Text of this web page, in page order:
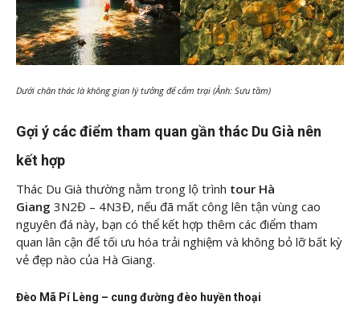
Dưới chân thác là không gian lý tưởng để cắm trại (Ảnh: Sưu tầm)
Gợi ý các điểm tham quan gần thác Du Già nên
kết hợp
Thác Du Già thường nằm trong lộ trình tour Hà
Giang 3N2Đ – 4N3Đ, nếu đã mất công lên tận vùng cao
nguyên đá này, bạn có thể kết hợp thêm các điểm tham
quan lân cận để tối ưu hóa trải nghiệm và không bỏ lỡ bất kỳ
vẻ đẹp nào của Hà Giang.
Đèo Mã Pí Lèng – cung đường đèo huyền thoại